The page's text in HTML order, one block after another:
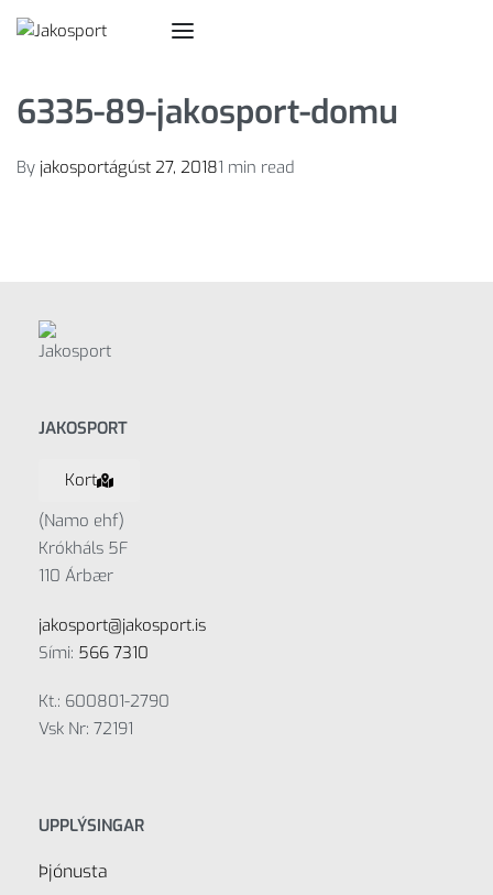
6335-89-jakosport-domu
By jakosportágúst 27, 20181 min read
JAKOSPORT
Kort
(Namo ehf)
Krókháls 5F
110 Árbær
jakosport@jakosport.is
Sími: 566 7310
Kt.: 600801-2790
Vsk Nr: 72191
UPPLÝSINGAR
Þjónusta